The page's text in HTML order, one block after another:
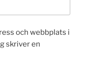
och webbplats i
skriver en